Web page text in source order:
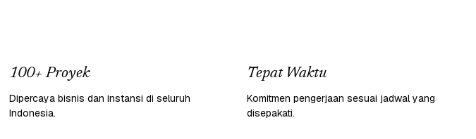
100+ Proyek
Dipercaya bisnis dan instansi di seluruh
Indonesia.
Tepat Waktu
Komitmen pengerjaan sesuai jadwal yang
disepakati.